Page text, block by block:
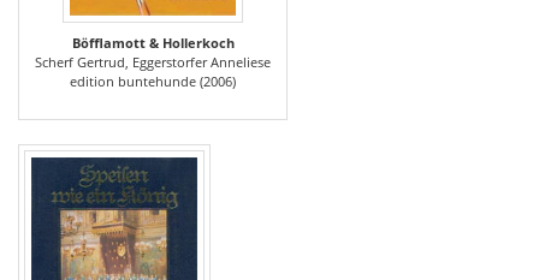
Böfflamott & Hollerkoch
Scherf Gertrud, Eggerstorfer Anneliese
edition buntehunde (2006)